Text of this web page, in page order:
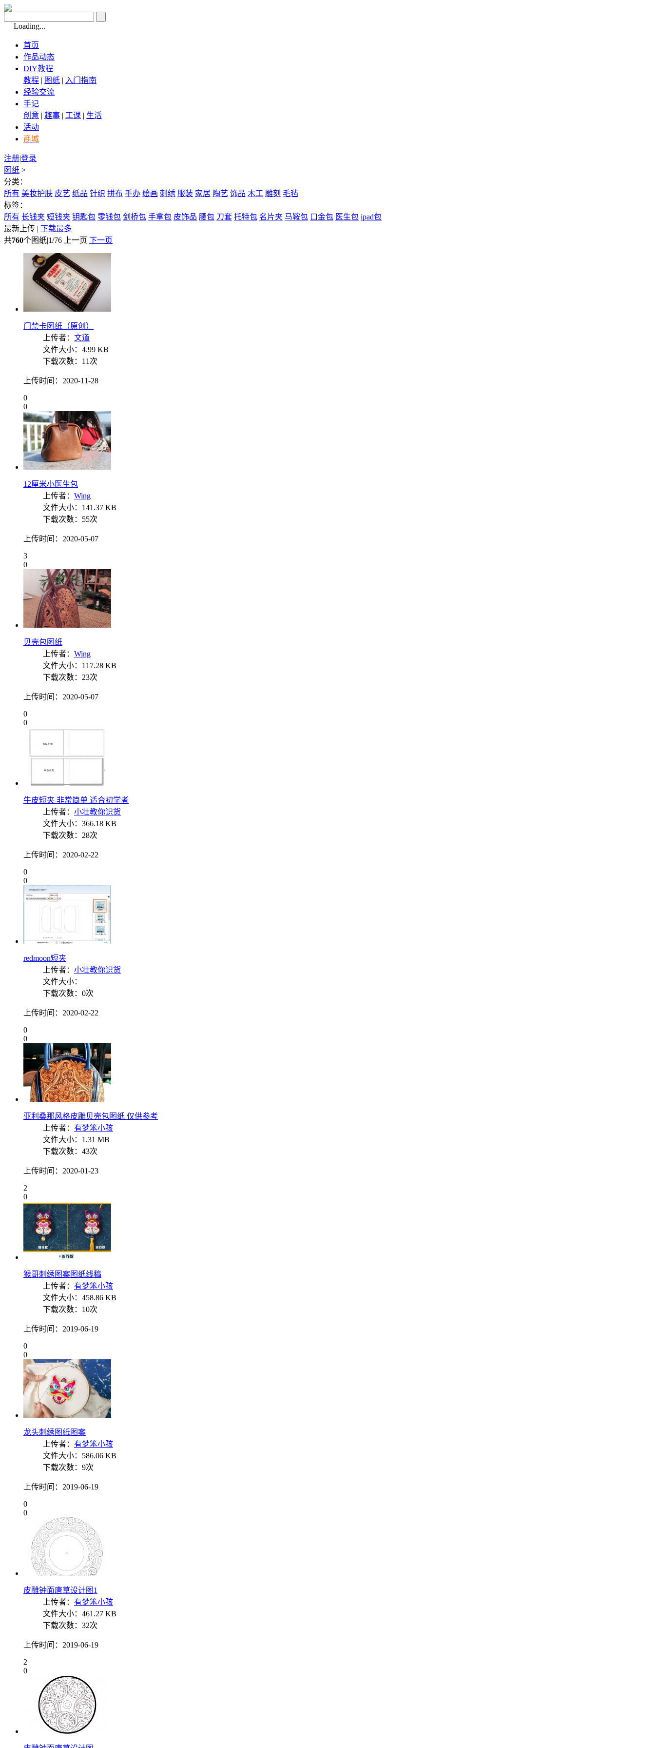
Loading...
首页
作品动态
DIY教程
教程 | 图纸 | 入门指南
经验交流
手记
创意 | 趣事 | 工课 | 生活
活动
商城
注册|登录
图纸 >
分类：
所有 美妆护肤 皮艺 纸品 针织 拼布 手办 绘画 刺绣 服装 家居 陶艺 饰品 木工 雕刻 毛毡
标签：
所有 长钱夹 短钱夹 钥匙包 零钱包 剑桥包 手拿包 皮饰品 腰包 刀套 托特包 名片夹 马鞍包 口金包 医生包 ipad包
最新上传 | 下载最多
共760个图纸|1/76 上一页 下一页
门禁卡图纸（原创）
上传者： 文道
文件大小：4.99 KB
下载次数：11次
上传时间：2020-11-28
0
0
12厘米小医生包
上传者： Wing
文件大小：141.37 KB
下载次数：55次
上传时间：2020-05-07
3
0
贝壳包图纸
上传者： Wing
文件大小：117.28 KB
下载次数：23次
上传时间：2020-05-07
0
0
牛皮短夹 非常简单 适合初学者
上传者： 小壮教你识货
文件大小：366.18 KB
下载次数：28次
上传时间：2020-02-22
0
0
redmoon短夹
上传者： 小壮教你识货
文件大小：
下载次数：0次
上传时间：2020-02-22
0
0
亚利桑那风格皮雕贝壳包图纸 仅供参考
上传者： 有梦笨小孩
文件大小：1.31 MB
下载次数：43次
上传时间：2020-01-23
2
0
猴哥刺绣图案图纸线稿
上传者： 有梦笨小孩
文件大小：458.86 KB
下载次数：10次
上传时间：2019-06-19
0
0
龙头刺绣图纸图案
上传者： 有梦笨小孩
文件大小：586.06 KB
下载次数：9次
上传时间：2019-06-19
0
0
皮雕钟面唐草设计图1
上传者： 有梦笨小孩
文件大小：461.27 KB
下载次数：32次
上传时间：2019-06-19
2
0